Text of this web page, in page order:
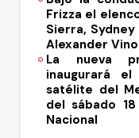
Frizza el
Sierra,
Alexander
La nueva
inaugurará
satélite del
del sábado
Nacional